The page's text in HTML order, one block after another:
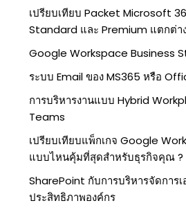
เปรียบเทียบ Packet Microsoft
Standard และ Premium แตกต่า
Google Workspace Business
ระบบ Email ของ MS365 หรือ
การบริหารงานแบบ Hybrid
Teams
เปรียบเทียบแพ็กเกจ Google
แบบไหนคุ้มที่สุดสำหรับธุรกิจคุณ ?
SharePoint กับการบริหารจัดการเ
ประสิทธิภาพองค์กร